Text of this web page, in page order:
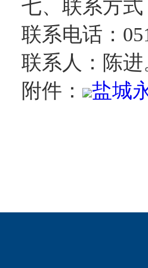
七、联系方式
联系电话：
联系人：陈进
附件：
盐城